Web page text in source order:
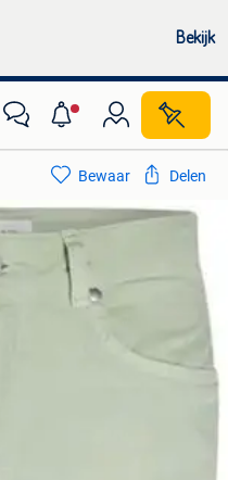
Bekijk
Bewaar Delen